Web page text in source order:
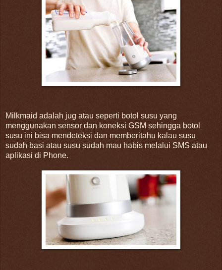
Milkmaid adalah jug atau seperti botol susu yang
menggunakan sensor dan koneksi GSM sehingga botol
susu ini bisa mendeteksi dan memberitahu kalau susu
sudah basi atau susu sudah mau habis melalui SMS atau
aplikasi di Phone.